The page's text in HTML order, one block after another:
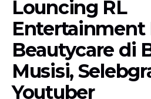
Louncing RL
Entertainment
Beautycare di
Musisi,
Youtuber